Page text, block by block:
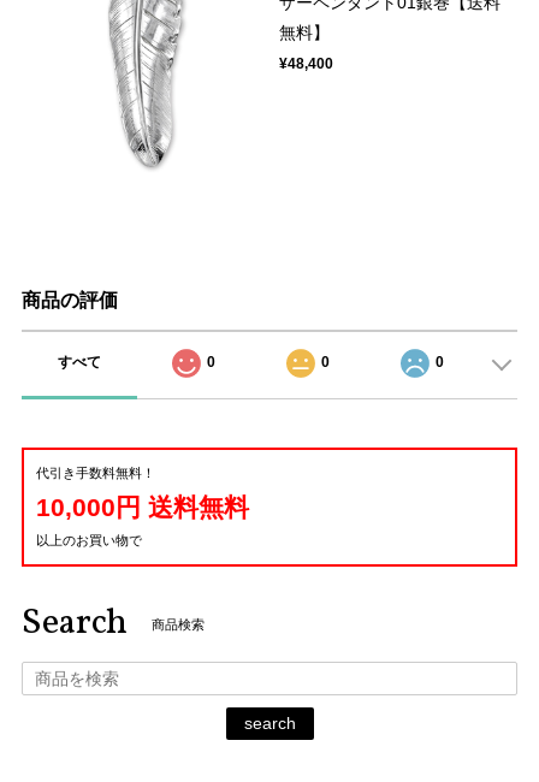
無料】
¥48,400
商品の評価
すべて 0 0 0
代引き手数料無料！
10,000円 送料無料
以上のお買い物で
Search 商品検索
search